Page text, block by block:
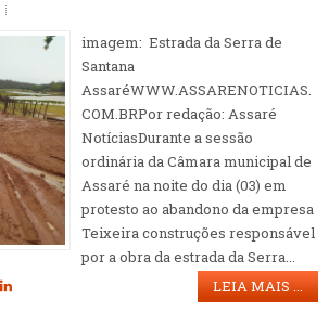
imagem: Estrada da Serra de
Santana
AssaréWWW.ASSARENOTICIAS.
COM.BRPor redação: Assaré
NotíciasDurante a sessão
ordinária da Câmara municipal de
Assaré na noite do dia (03) em
protesto ao abandono da empresa
Teixeira construções responsável
por a obra da estrada da Serra...
LEIA MAIS ...